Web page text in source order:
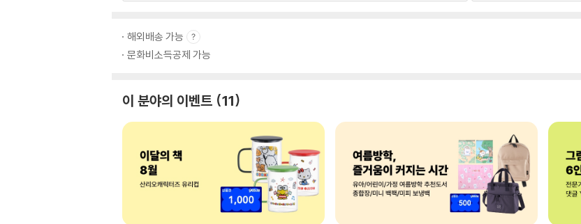
해외배송 가능
문화비소득공제 가능
이 분야의 이벤트 11